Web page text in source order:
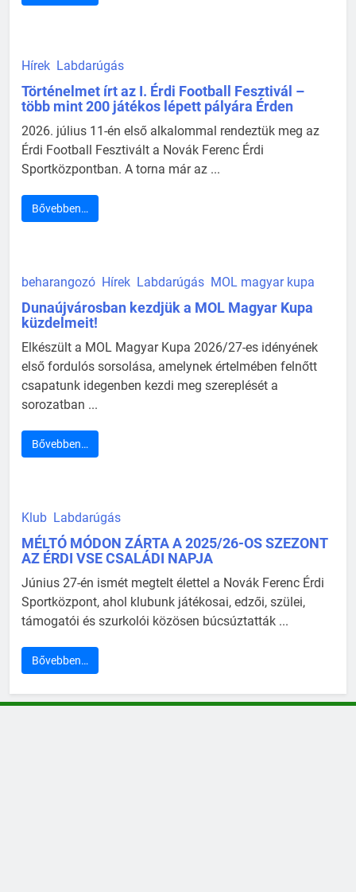
Hírek Labdarúgás
Történelmet írt az I. Érdi Football Fesztivál –
több mint 200 játékos lépett pályára Érden
2026. július 11-én első alkalommal rendeztük meg az
Érdi Football Fesztivált a Novák Ferenc Érdi
Sportközpontban. A torna már az ...
Bővebben…
beharangozó Hírek Labdarúgás MOL magyar kupa
Dunaújvárosban kezdjük a MOL Magyar Kupa
küzdelmeit!
Elkészült a MOL Magyar Kupa 2026/27-es idényének
első fordulós sorsolása, amelynek értelmében felnőtt
csapatunk idegenben kezdi meg szereplését a
sorozatban ...
Bővebben…
Klub Labdarúgás
MÉLTÓ MÓDON ZÁRTA A 2025/26-OS SZEZONT
AZ ÉRDI VSE CSALÁDI NAPJA
Június 27-én ismét megtelt élettel a Novák Ferenc Érdi
Sportközpont, ahol klubunk játékosai, edzői, szülei,
támogatói és szurkolói közösen búcsúztatták ...
Bővebben…